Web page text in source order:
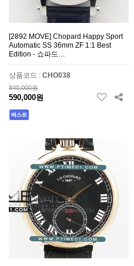
[2892 MOVE] Chopard Happy Sport
Automatic SS 36mm ZF 1:1 Best
Edition - 쇼파드…
상품코드 : CHO038
840,000원
590,000원
베스트